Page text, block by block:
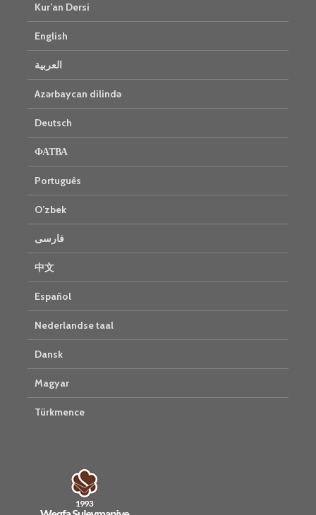
Kur’an Dersi
English
العربية
Azərbaycan dilində
Deutsch
ФАТВА
Português
O’zbek
فارسی
中文
Español
Nederlandse taal
Dansk
Magyar
Türkmence